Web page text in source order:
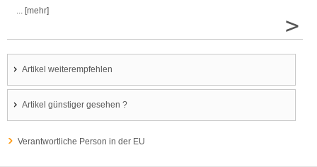
... [mehr]
>
Artikel weiterempfehlen
Artikel günstiger gesehen ?
Verantwortliche Person in der EU